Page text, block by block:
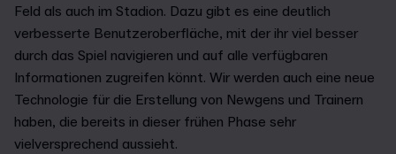
Feld als auch im Stadion. Dazu gibt es eine deutlich
verbesserte Benutzeroberfläche, mit der ihr viel besser
durch das Spiel navigieren und auf alle verfügbaren
Informationen zugreifen könnt. Wir werden auch eine neue
Technologie für die Erstellung von Newgens und Trainern
haben, die bereits in dieser frühen Phase sehr
vielversprechend aussieht.